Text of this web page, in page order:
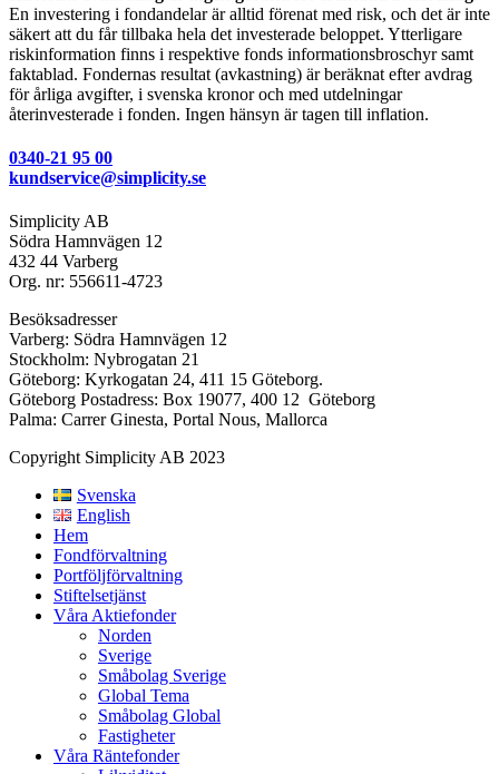
En investering i fondandelar är alltid förenat med risk, och det är inte
säkert att du får tillbaka hela det investerade beloppet. Ytterligare
riskinformation finns i respektive fonds informationsbroschyr samt
faktablad. Fondernas resultat (avkastning) är beräknat efter avdrag
för årliga avgifter, i svenska kronor och med utdelningar
återinvesterade i fonden. Ingen hänsyn är tagen till inflation.
0340-21 95 00
kundservice@simplicity.se
Simplicity AB
Södra Hamnvägen 12
432 44 Varberg
Org. nr: 556611-4723
Besöksadresser
Varberg: Södra Hamnvägen 12
Stockholm: Nybrogatan 21
Göteborg: Kyrkogatan 24, 411 15 Göteborg.
Göteborg Postadress: Box 19077, 400 12 Göteborg
Palma: Carrer Ginesta, Portal Nous, Mallorca
Copyright Simplicity AB 2023
Svenska
English
Hem
Fondförvaltning
Portföljförvaltning
Stiftelsetjänst
Våra Aktiefonder
Norden
Sverige
Småbolag Sverige
Global Tema
Småbolag Global
Fastigheter
Våra Räntefonder